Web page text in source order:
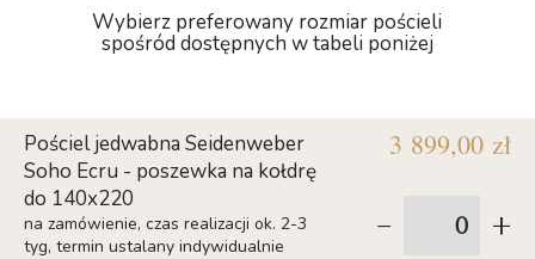
Wybierz preferowany rozmiar pościeli
spośród dostępnych w tabeli poniżej
Pościel jedwabna Seidenweber
Soho Ecru - poszewka na kołdrę
do 140x220
na zamówienie, czas realizacji ok. 2-3
tyg, termin ustalany indywidualnie
3 899,00 zł
- +